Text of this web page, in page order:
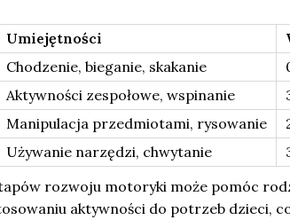
Umiejętności
Chodzenie, bieganie, skakanie
Aktywności zespołowe, wspinanie
Manipulacja przedmiotami, rysowanie
Używanie narzędzi, chwytanie
rozwoju motoryki może pomóc
aktywności do potrzeb dzieci,